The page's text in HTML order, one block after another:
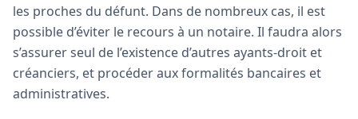
les proches du défunt. Dans de nombreux cas, il est
possible d’éviter le recours à un notaire. Il faudra alors
s’assurer seul de l’existence d’autres ayants-droit et
créanciers, et procéder aux formalités bancaires et
administratives.